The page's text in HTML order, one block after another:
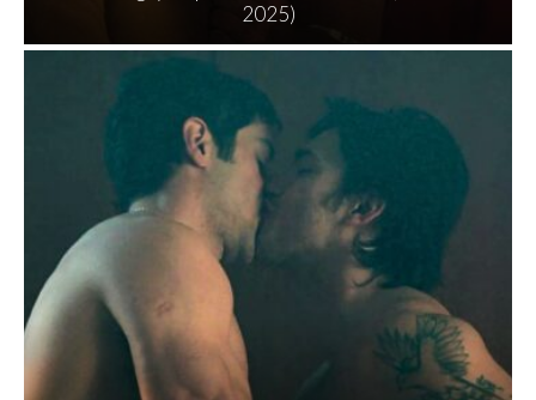
2025)